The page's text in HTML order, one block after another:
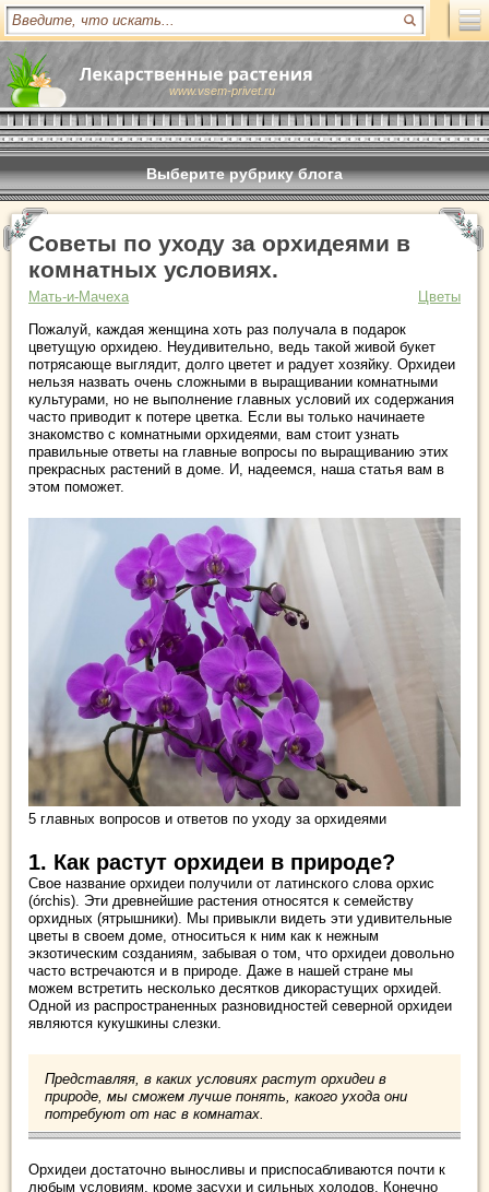
www.vsem-privet.ru
Выберите рубрику блога
Советы по уходу за орхидеями в
комнатных условиях.
Мать-и-Мачеха
Цветы
Пожалуй, каждая женщина хоть раз получала в подарок
цветущую орхидею. Неудивительно, ведь такой живой букет
потрясающе выглядит, долго цветет и радует хозяйку. Орхидеи
нельзя назвать очень сложными в выращивании комнатными
культурами, но не выполнение главных условий их содержания
часто приводит к потере цветка. Если вы только начинаете
знакомство с комнатными орхидеями, вам стоит узнать
правильные ответы на главные вопросы по выращиванию этих
прекрасных растений в доме. И, надеемся, наша статья вам в
этом поможет.
5 главных вопросов и ответов по уходу за орхидеями
1. Как растут орхидеи в природе?
Свое название орхидеи получили от латинского слова орхис
(órchis). Эти древнейшие растения относятся к семейству
орхидных (ятрышники). Мы привыкли видеть эти удивительные
цветы в своем доме, относиться к ним как к нежным
экзотическим созданиям, забывая о том, что орхидеи довольно
часто встречаются и в природе. Даже в нашей стране мы
можем встретить несколько десятков дикорастущих орхидей.
Одной из распространенных разновидностей северной орхидеи
являются кукушкины слезки.
Представляя, в каких условиях растут орхидеи в
природе, мы сможем лучше понять, какого ухода они
потребуют от нас в комнатах.
Орхидеи достаточно выносливы и приспосабливаются почти к
любым условиям, кроме засухи и сильных холодов. Конечно